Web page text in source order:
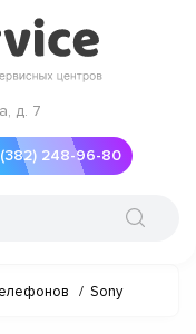
д. 7
248-96-80
/ Sony